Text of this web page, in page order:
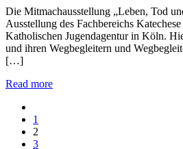
Die Mitmachausstellung „Leben, Tod
Ausstellung des Fachbereichs
Katholischen Jugendagentur in Köln.
und ihren Wegbegleitern und
[…]
Read more
1
2
3